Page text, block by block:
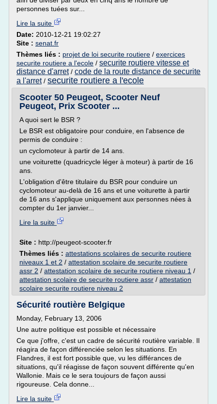
personnes tuées sur...
Lire la suite
Date: 2010-12-21 19:02:27
Site : senat.fr
Thèmes liés : projet de loi securite routiere / exercices
securite routiere a l'ecole / securite routiere vitesse et
distance d'arret/ code de la route distance de securite
a l'arret/ securite routiere a l'ecole
Scooter 50 Peugeot, Scooter Neuf
Peugeot, Prix Scooter ...
A quoi sert le BSR ?
Le BSR est obligatoire pour conduire, en l'absence de
permis de conduire :
un cyclomoteur à partir de 14 ans.
une voiturette (quadricycle léger à moteur) à partir de 16
ans.
L'obligation d'être titulaire du BSR pour conduire un
cyclomoteur au-delà de 16 ans et une voiturette à partir
de 16 ans s'applique uniquement aux personnes nées à
compter du 1er janvier...
Lire la suite
Site : http://peugeot-scooter.fr
Thèmes liés : attestations scolaires de securite routiere
niveaux 1 et 2 / attestation scolaire de securite routiere
assr 2 / attestation scolaire de securite routiere niveau 1 /
attestation scolaire de securite routiere assr / attestation
scolaire securite routiere niveau 2
Sécurité routière Belgique
Monday, February 13, 2006
Une autre politique est possible et nécessaire
Ce que j'offre, c'est un cadre de sécurité routière variable. Il
réagira de façon différenciée selon les situations. En
Flandres, il est fort possible que, vu les différances de
situations, qu'il réagisse de façon souvent différente qu'en
Wallonie. Mais ce le sera toujours de façon aussi
rigoureuse. Cela donne...
Lire la suite